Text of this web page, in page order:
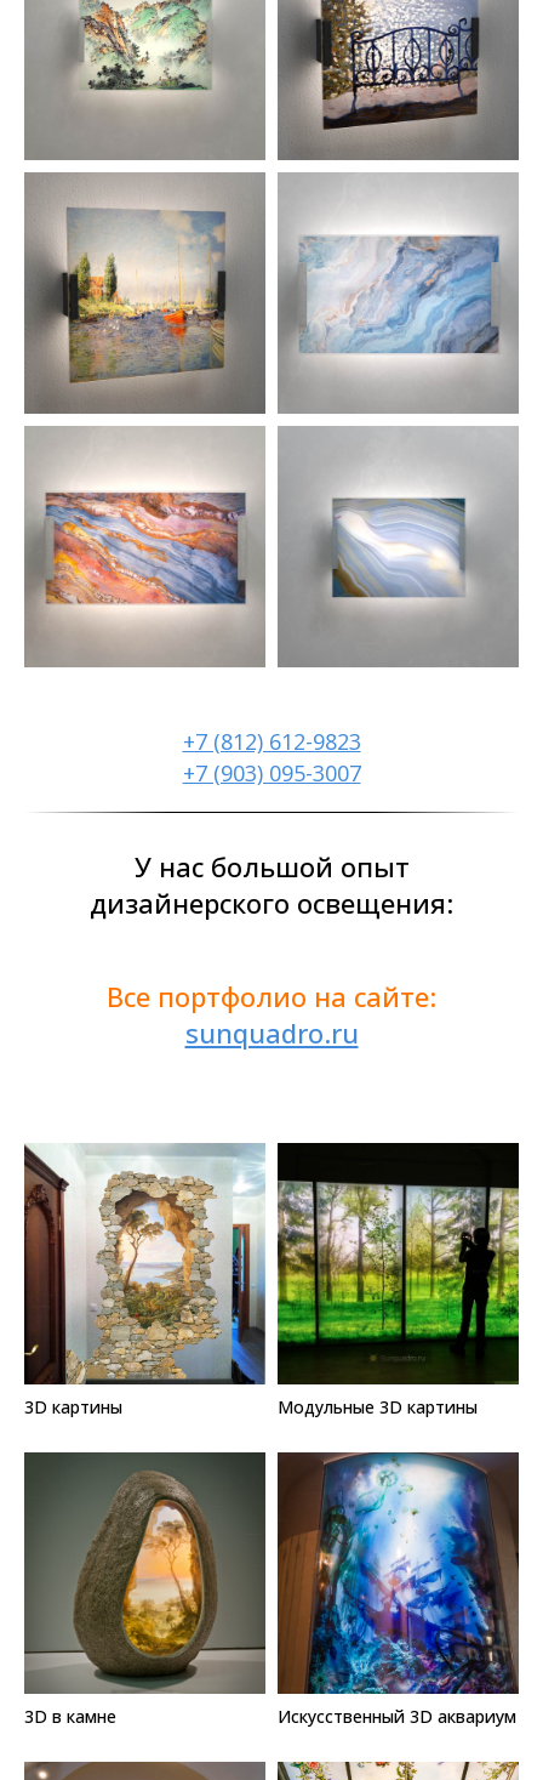
+7 (812) 612-9823
+7 (903) 095-3007
У нас большой опыт
дизайнерского освещения:
Все портфолио на сайте:
sunquadro.ru
3D картины Модульные 3D картины
3D в камне Искусственный 3D аквариум